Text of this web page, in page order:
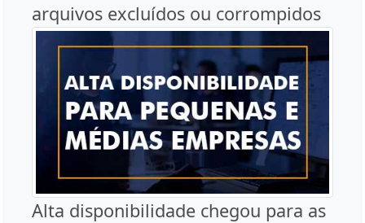
arquivos excluídos ou corrompidos
Alta disponibilidade chegou para as